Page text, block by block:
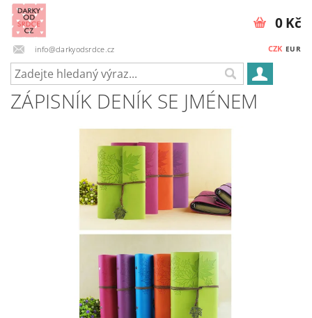
info@darkyodsrdce.cz CZK EUR
0 Kč
ZÁPISNÍK DENÍK SE JMÉNEM